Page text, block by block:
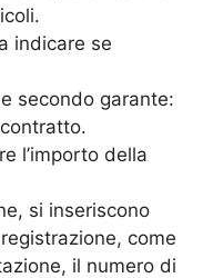
indicare se
secondo garante:
l’importo della
si inseriscono
come
il numero di